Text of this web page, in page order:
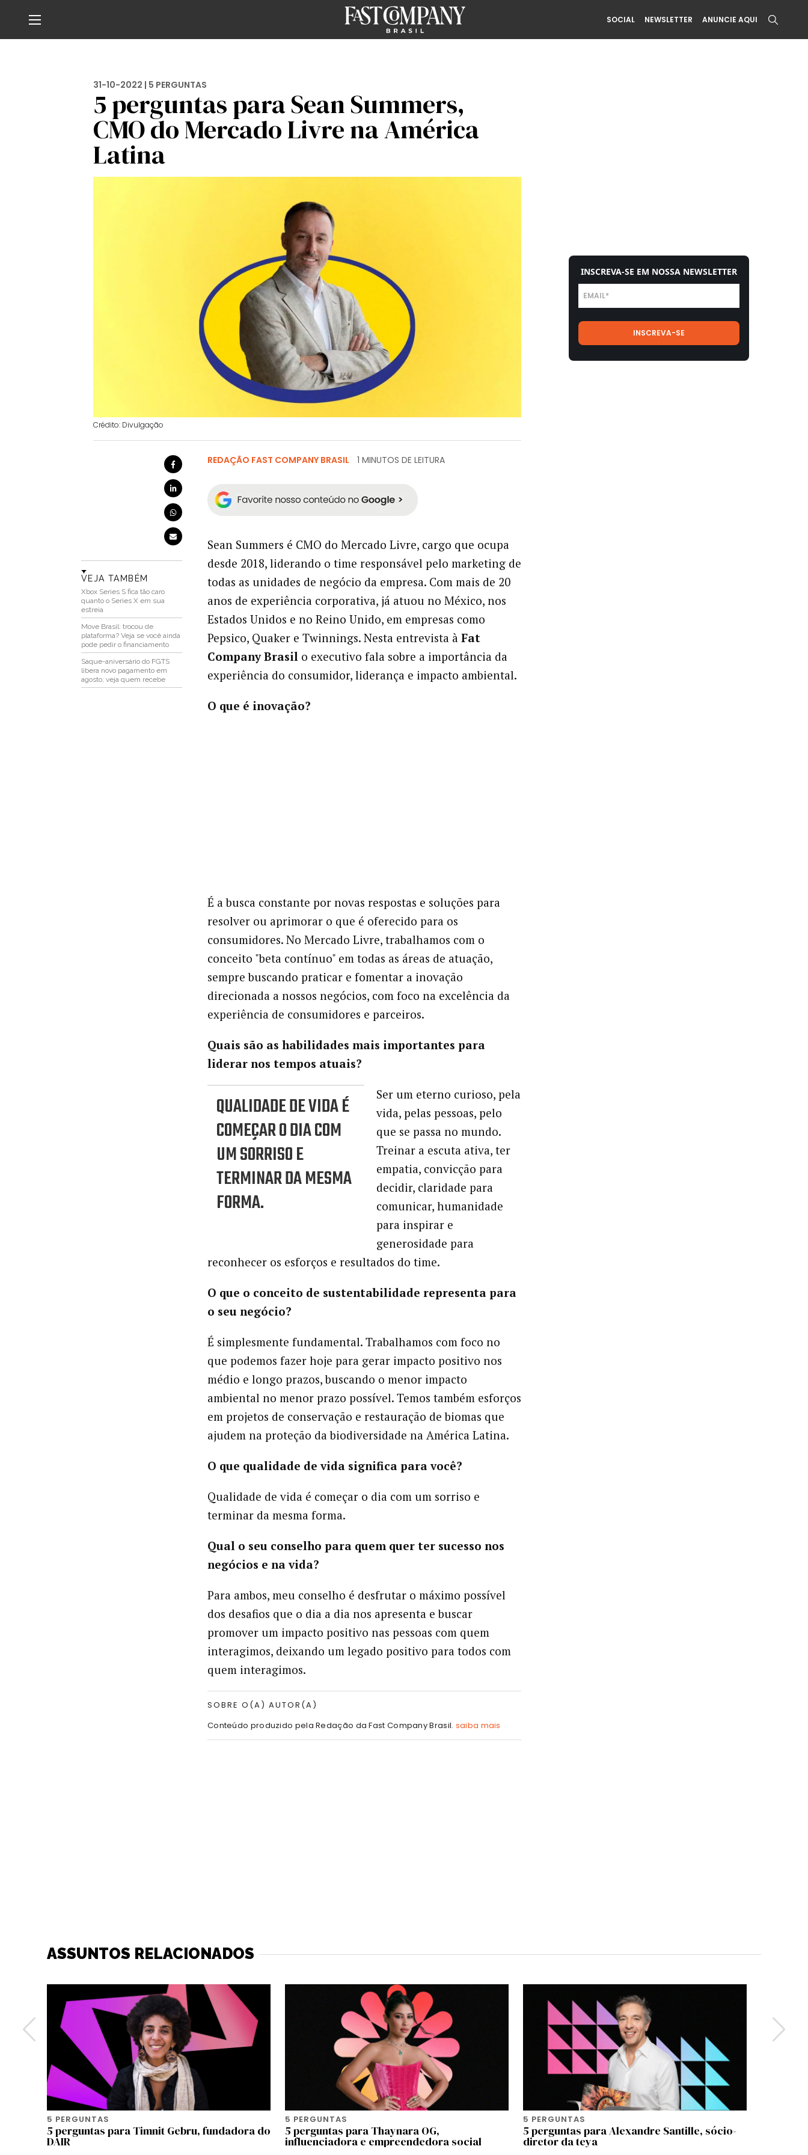
SOCIAL NEWSLETTER ANUNCIE AQUI
31-10-2022 | 5 PERGUNTAS
5 perguntas para Sean Summers,
CMO do Mercado Livre na América
Latina
Crédito: Divulgação
VEJA TAMBÉM
Xbox Series S fica tão caro
quanto o Series X em sua
estreia
Move Brasil: trocou de
plataforma? Veja se você ainda
pode pedir o financiamento
Saque-aniversário do FGTS
libera novo pagamento em
agosto; veja quem recebe
REDAÇÃO FAST COMPANY BRASIL 1 MINUTOS DE LEITURA
Sean Summers é CMO do Mercado Livre, cargo que ocupa
desde 2018, liderando o time responsável pelo marketing de
todas as unidades de negócio da empresa. Com mais de 20
anos de experiência corporativa, já atuou no México, nos
Estados Unidos e no Reino Unido, em empresas como
Pepsico, Quaker e Twinnings. Nesta entrevista à Fat
Company Brasilo executivo fala sobre a importância da
experiência do consumidor, liderança e impacto ambiental.
O que é inovação?
É a busca constante por novas respostas e soluções para
resolver ou aprimorar o que é oferecido para os
consumidores. No Mercado Livre, trabalhamos com o
conceito "beta contínuo" em todas as áreas de atuação,
sempre buscando praticar e fomentar a inovação
direcionada a nossos negócios, com foco na excelência da
experiência de consumidores e parceiros.
Quais são as habilidades mais importantes para
liderar nos tempos atuais?
QUALIDADE DE VIDA É
COMEÇAR O DIA COM
UM SORRISO E
TERMINAR DA MESMA
FORMA.
Ser um eterno curioso, pela
vida, pelas pessoas, pelo
que se passa no mundo.
Treinar a escuta ativa, ter
empatia, convicção para
decidir, claridade para
comunicar, humanidade
para inspirar e
generosidade para
reconhecer os esforços e resultados do time.
O que o conceito de sustentabilidade representa para
o seu negócio?
É simplesmente fundamental. Trabalhamos com foco no
que podemos fazer hoje para gerar impacto positivo nos
médio e longo prazos, buscando o menor impacto
ambiental no menor prazo possível. Temos também esforços
em projetos de conservação e restauração de biomas que
ajudem na proteção da biodiversidade na América Latina.
O que qualidade de vida significa para você?
Qualidade de vida é começar o dia com um sorriso e
terminar da mesma forma.
Qual o seu conselho para quem quer ter sucesso nos
negócios e na vida?
Para ambos, meu conselho é desfrutar o máximo possível
dos desafios que o dia a dia nos apresenta e buscar
promover um impacto positivo nas pessoas com quem
interagimos, deixando um legado positivo para todos com
quem interagimos.
SOBRE O(A) AUTOR(A)
Conteúdo produzido pela Redação da Fast Company Brasil. saiba mais
INSCREVA-SE EM NOSSA NEWSLETTER
ASSUNTOS RELACIONADOS
5 PERGUNTAS
5 perguntas para Timnit Gebru, fundadora do
DAIR
5 PERGUNTAS
5 perguntas para Thaynara OG,
influenciadora e empreendedora social
5 PERGUNTAS
5 perguntas para Alexandre Santille, sócio-
diretor da teya